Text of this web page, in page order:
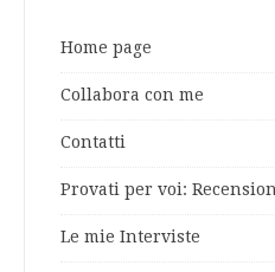
Home page
Collabora con me
Contatti
Provati per voi:
Le mie Interviste